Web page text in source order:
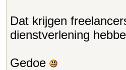
Dat krijgen
dienstverlening
Gedoe